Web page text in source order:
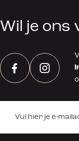
Wil je ons
FacebookInstagram